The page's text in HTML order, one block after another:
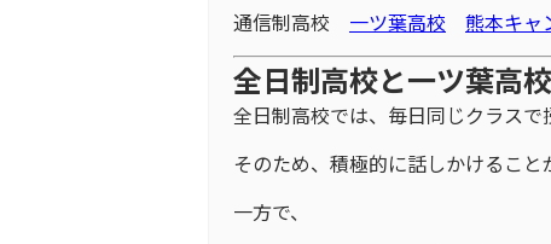
通信制高校 一ツ葉高校 熊本キャ
全日制高校と一ツ葉高
全日制高校では、毎日同じクラス
そのため、積極的に話しかけるこ
一方で、